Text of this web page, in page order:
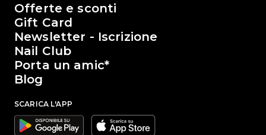
Il mondo di Passione Beauty
Offerte e sconti
Gift Card
Newsletter - Iscrizione
Nail Club
Porta un amic*
Blog
SCARICA L'APP
Google Apple